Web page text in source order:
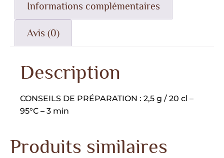
Informations complémentaires
Avis (0)
Description
CONSEILS DE PRÉPARATION : 2,5 g / 20 cl –
95°C – 3 min
Produits similaires